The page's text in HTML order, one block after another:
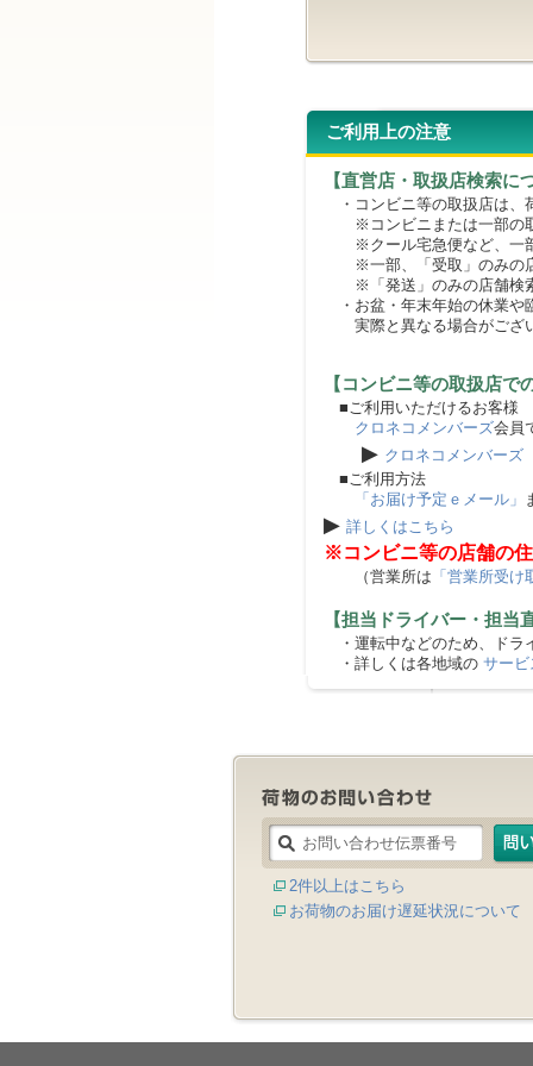
ご利用上の注意
【直営店・取扱店検索に
・コンビニ等の取扱店は、
※コンビニまたは一部の取
※クール宅急便など、一部
※一部、「受取」のみの
※「発送」のみの店舗検
・お盆・年末年始の休業や
実際と異なる場合がござ
【コンビニ等の取扱店
■ご利用いただけるお客様
クロネコメンバーズ会員
▶ クロネコメンバーズ
■ご利用方法
「お届け予定ｅメール」
▶ 詳しくはこちら
※コンビニ等の店舗の
（営業所は 「営業所受
【担当ドライバー・担当
・運転中などのため、ドラ
・詳しくは各地域の サービ
2件以上はこちら
お荷物のお届け遅延状況について